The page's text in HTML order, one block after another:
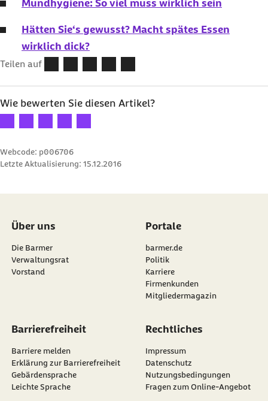
Mundhygiene: So viel muss wirklich sein
Hätten Sie‘s gewusst? Macht spätes Essen
wirklich dick?
Teilen auf
Wie bewerten Sie diesen Artikel?
Ihre Bewertung: 1 Stern
Ihre Bewertung: 2 Sterne
Ihre Bewertung: 3 Sterne
Ihre Bewertung: 4 Sterne
Ihre Bewertung: 5 Sterne
Webcode: p006706
Letzte Aktualisierung: 15.12.2016
Über uns
Die Barmer
Verwaltungsrat
Vorstand
Portale
barmer.de
Politik
Karriere
Firmenkunden
Mitgliedermagazin
Barrierefreiheit
Barriere melden
Erklärung zur Barrierefreiheit
Gebärdensprache
Leichte Sprache
Rechtliches
Impressum
Datenschutz
Nutzungsbedingungen
Fragen zum Online-Angebot